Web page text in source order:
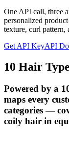
One API call, three
personalized
texture, curl pattern,
Get API KeyAPI
10 Hair
Powered by a
maps every
categories —
coily hair in